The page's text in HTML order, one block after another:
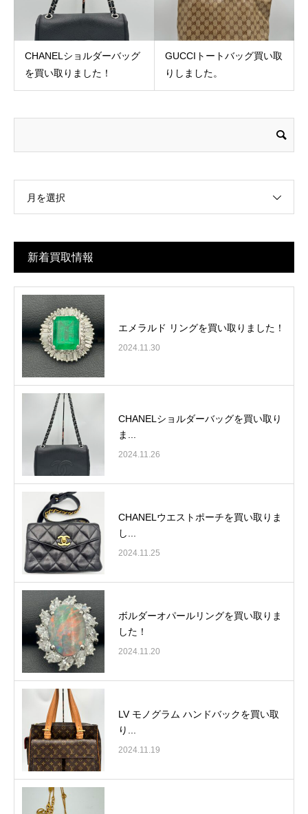
CHANELショルダーバッグ
を買い取りました！
GUCCIトートバッグ買い取
りしました。
月を選択
新着買取情報
エメラルド リングを買い取りました！
2024.11.30
CHANELショルダーバッグを買い取り
ま...
2024.11.26
CHANELウエストポーチを買い取りま
し...
2024.11.25
ボルダーオパールリングを買い取りま
した！
2024.11.20
LV モノグラム ハンドバックを買い取
り...
2024.11.19